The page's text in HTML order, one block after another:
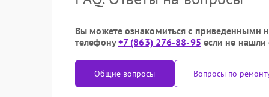
Вы можете ознакомиться с приведенными
телефону+7 (863) 276-88-95 если не нашли
Общие вопросы Вопросы по